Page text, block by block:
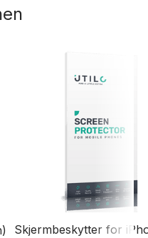
Skjermbeskytter for